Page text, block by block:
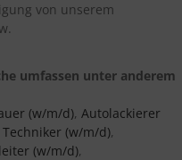
von unserem
umfassen unter anderem
(w/m/d), Autolackierer
Techniker (w/m/d),
(w/m/d),